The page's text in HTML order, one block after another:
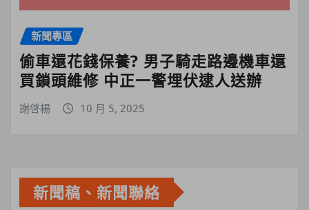
新聞專區
偷車還花錢保養? 男子騎走路邊機車還
買鎖頭維修 中正一警埋伏逮人送辦
謝啓楊 10 月 5, 2025
新聞稿、新聞聯絡